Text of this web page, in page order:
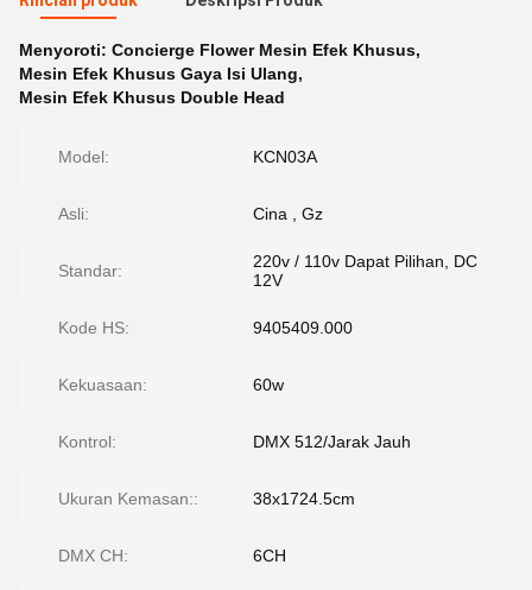
Menyoroti: Concierge Flower Mesin Efek Khusus,
Mesin Efek Khusus Gaya Isi Ulang,
Mesin Efek Khusus Double Head
Model: KCN03A
Asli: Cina , Gz
Standar:
220v / 110v Dapat Pilihan, DC
12V
Kode HS: 9405409.000
Kekuasaan: 60w
Kontrol: DMX 512/Jarak Jauh
Ukuran Kemasan:: 38x1724.5cm
DMX CH: 6CH